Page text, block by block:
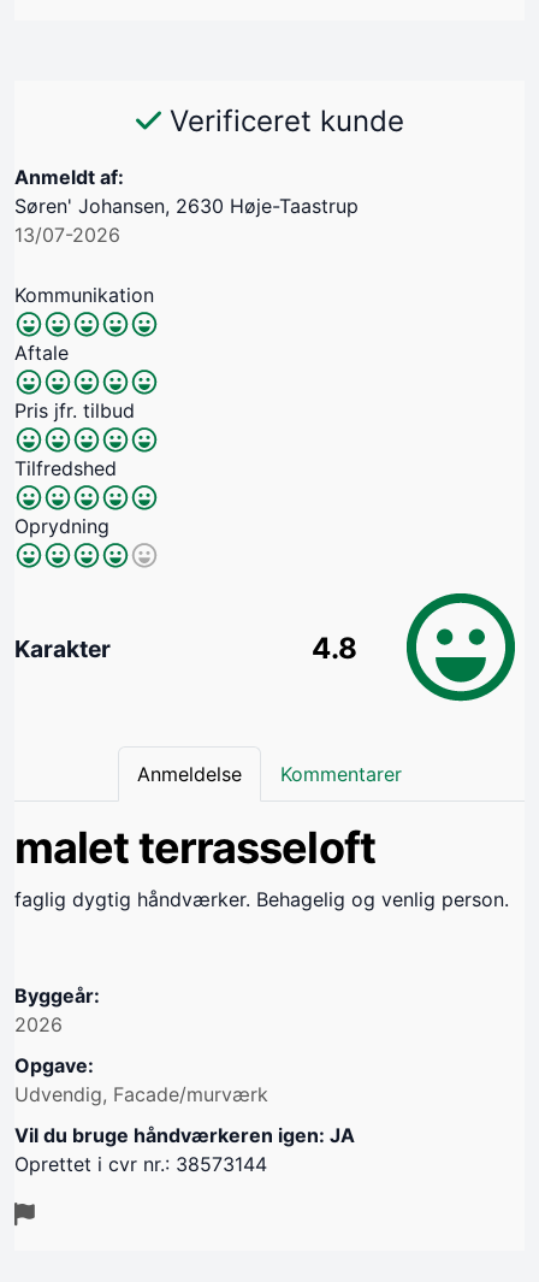
Verificeret kunde
Anmeldt af:
Søren' Johansen, 2630 Høje-Taastrup
13/07-2026
Kommunikation
Aftale
Pris jfr. tilbud
Tilfredshed
Oprydning
Karakter 4.8
Anmeldelse Kommentarer
malet terrasseloft
faglig dygtig håndværker. Behagelig og venlig person.
Byggeår:
2026
Opgave:
Udvendig, Facade/murværk
Vil du bruge håndværkeren igen: JA
Oprettet i cvr nr.: 38573144